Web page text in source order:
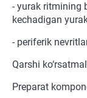
- yurak ritmining
kechadigan
- periferik
Qarshi
Preparat